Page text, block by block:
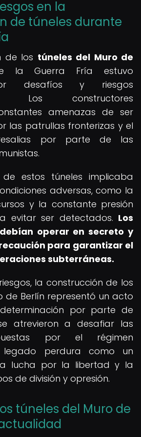
en la
de túneles durante
de los túneles del Muro de
la Guerra Fría estuvo
desafíos y riesgos
Los constructores
amenazas de ser
las patrullas fronterizas y el
por parte de las
estos túneles implicaba
adversas, como la
y la constante presión
evitar ser detectados. Los
operar en secreto y
para garantizar el
subterráneas.
la construcción de los
de Berlín representó un acto
por parte de
atrevieron a desafiar las
por el régimen
legado perdura como un
lucha por la libertad y la
de división y opresión.
túneles del Muro de